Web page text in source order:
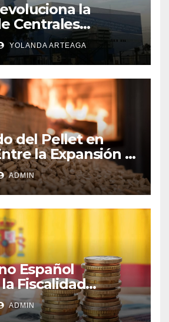
la
Centrales
con
Digitales» a través
Artificial
YOLANDA ARTEAGA
del Pellet en
la Expansión y
Económicos
ADMIN
Español
Fiscalidad
Impuestos,
al Consumidor y
ADMIN